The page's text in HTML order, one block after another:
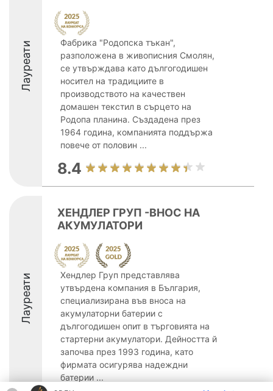
Лауреати
Фабрика "Родопска тъкан",
разположена в живописния Смолян,
се утвърждава като дългогодишен
носител на традициите в
производството на качествен
домашен текстил в сърцето на
Родопа планина. Създадена през
1964 година, компанията поддържа
повече от половин ...
8.4
Лауреати
ХЕНДЛЕР ГРУП -ВНОС НА
АКУМУЛАТОРИ
Хендлер Груп представлява
утвърдена компания в България,
специализирана във вноса на
акумулаторни батерии с
дългогодишен опит в търговията на
стартерни акумулатори. Дейността й
започва през 1993 година, като
фирмата осигурява надеждни
батерии ...